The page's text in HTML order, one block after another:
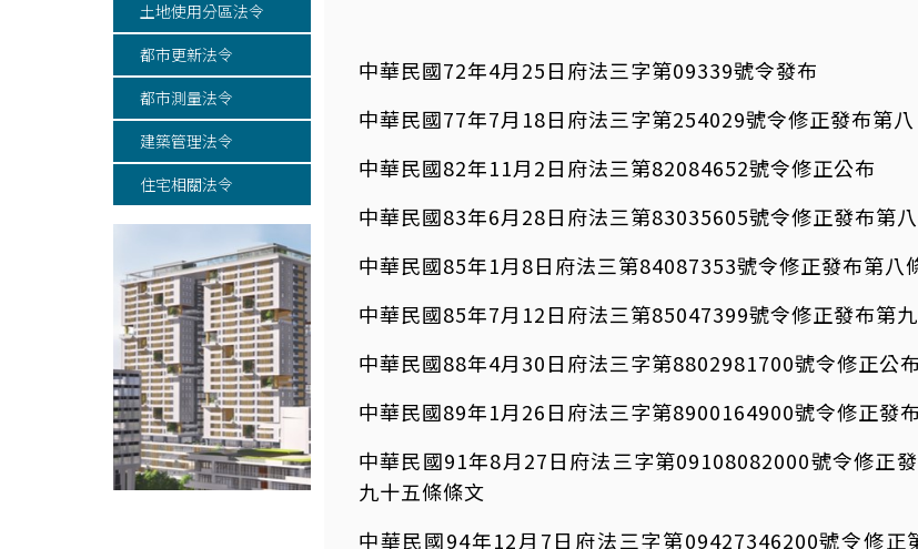
土地使用分區法令
都市更新法令
都市測量法令
建築管理法令
住宅相關法令
中華民國72年4月25日府法三字第09339號令發布
中華民國77年7月18日府法三字第254029號令修正發布第
中華民國82年11月2日府法三第82084652號令修正公布
中華民國83年6月28日府法三第83035605號令修正發布第
中華民國85年1月8日府法三第84087353號令修正發布第八
中華民國85年7月12日府法三第85047399號令修正發布第
中華民國88年4月30日府法三字第8802981700號令修正公布
中華民國89年1月26日府法三字第8900164900號令修正發
中華民國91年8月27日府法三字第09108082000號令修正
九十五條條文
中華民國94年12月7日府法三字第09427346200號令修